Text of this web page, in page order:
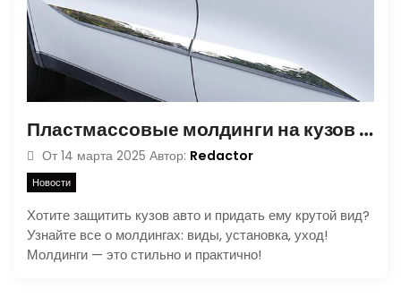
Пластмассовые молдинги на кузов автомобиля: виды, выбор, установка и уход
От 14 марта 2025 Автор: Redactor
Новости
Хотите защитить кузов авто и придать ему крутой вид?
Узнайте все о молдингах: виды, установка, уход!
Молдинги — это стильно и практично!